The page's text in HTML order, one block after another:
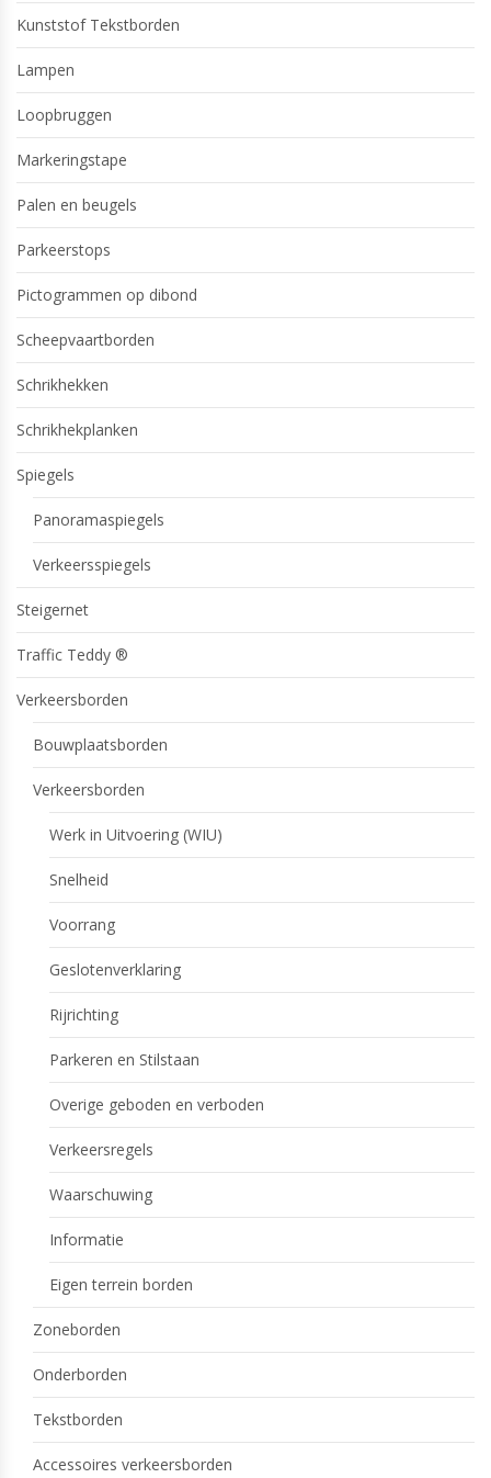
Kunststof Tekstborden
Lampen
Loopbruggen
Markeringstape
Palen en beugels
Parkeerstops
Pictogrammen op dibond
Scheepvaartborden
Schrikhekken
Schrikhekplanken
Spiegels
Panoramaspiegels
Verkeersspiegels
Steigernet
Traffic Teddy ®
Verkeersborden
Bouwplaatsborden
Verkeersborden
Werk in Uitvoering (WIU)
Snelheid
Voorrang
Geslotenverklaring
Rijrichting
Parkeren en Stilstaan
Overige geboden en verboden
Verkeersregels
Waarschuwing
Informatie
Eigen terrein borden
Zoneborden
Onderborden
Tekstborden
Accessoires verkeersborden